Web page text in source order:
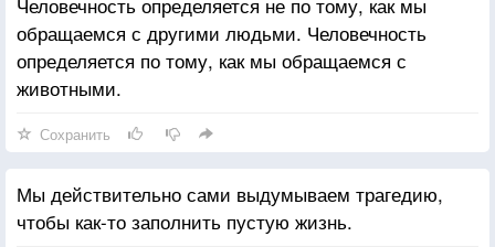
обращаемся с другими людьми. Человечность
определяется по тому, как мы обращаемся с
животными.
Сохранить
Мы действительно сами выдумываем трагедию,
чтобы как-то заполнить пустую жизнь.